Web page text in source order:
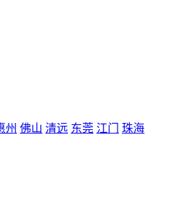
州 佛山 清远 东莞 江门 珠海